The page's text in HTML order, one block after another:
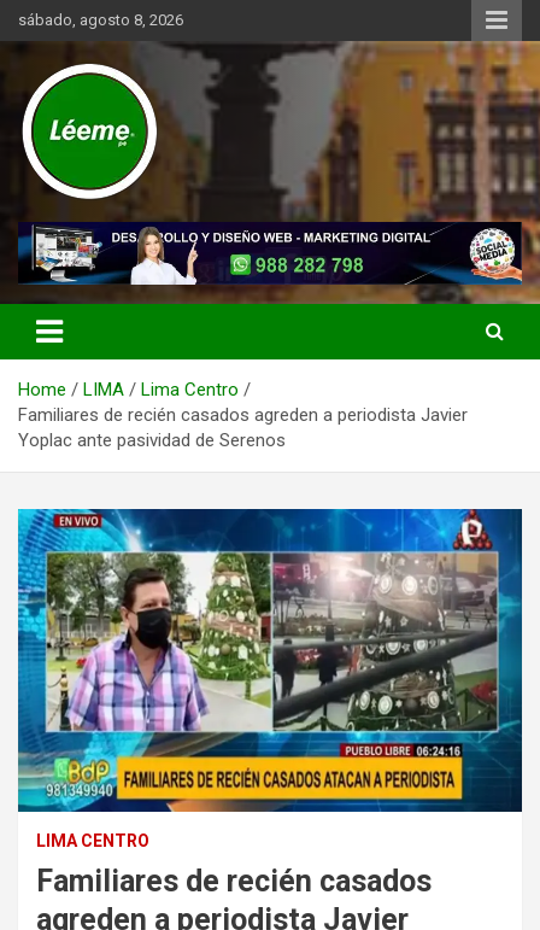
Skip
to
sábado, agosto 8, 2026
Léeme.pe
Noticias de actualidad del mundo distrital, vecinal, municipal y de
negocios a nivel de Lima Metropolitana, sin descuidar las noticias
de alcance nacional.
Home LIMA
Lima Centro
Familiares de recién casados agreden a periodista Javier
Yoplac ante pasividad de Serenos
LIMA CENTRO
Familiares de recién casados
agreden a periodista Javier